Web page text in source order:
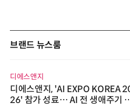
브랜드 뉴스룸
디에스앤지
디에스앤지, 'AI EXPO KOREA
26' 참가 성료… AI 전 생애주기